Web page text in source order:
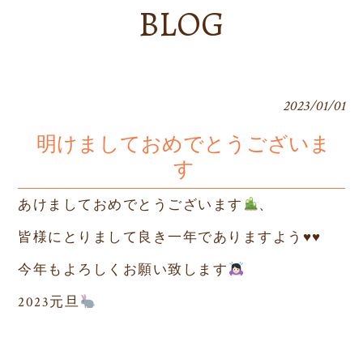
BLOG
2023/01/01
明けましておめでとうございま
す
あけましておめでとうございます
、
皆様にとりまして良き一年でありますよう ♥️♥️
今年もよろしくお願い致します
2023元旦